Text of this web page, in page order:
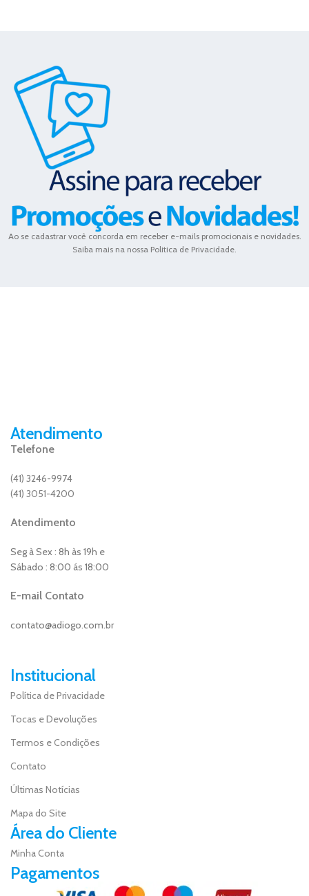
Ao se cadastrar você concorda em receber e-mails promocionais e novidades.
Saiba mais na nossa Politica de Privacidade.
Atendimento
Telefone
(41) 3246-9974
(41) 3051-4200
Atendimento
Seg à Sex : 8h às 19h e
Sábado : 8:00 ás 18:00
E-mail Contato
contato@adiogo.com.br
Institucional
Política de Privacidade
Tocas e Devoluções
Termos e Condições
Contato
Últimas Notícias
Mapa do Site
Área do Cliente
Minha Conta
Pagamentos